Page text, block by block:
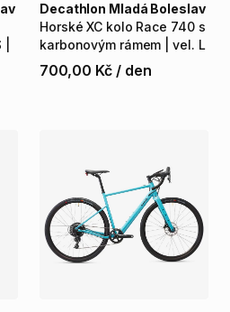
Horské XC kolo Race 740 s
karbonovým rámem vel. L
Decathlon Mladá Boleslav
700,00 Kč / den